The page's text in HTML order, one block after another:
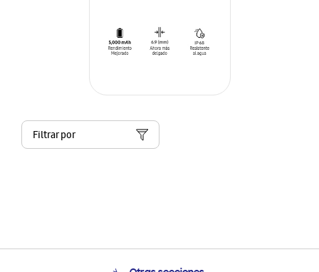
Filtrar por